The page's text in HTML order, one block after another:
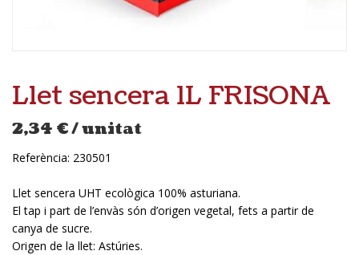
Llet sencera 1L FRISONA
2,34 €/ unitat
Referència: 230501
Llet sencera UHT ecològica 100% asturiana.
El tap i part de l’envàs són d’origen vegetal, fets a partir de
canya de sucre.
Origen de la llet: Astúries.